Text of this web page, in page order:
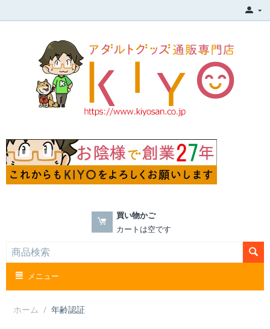
買い物かご
カートは空です
メニュー
ホーム / 年齢認証